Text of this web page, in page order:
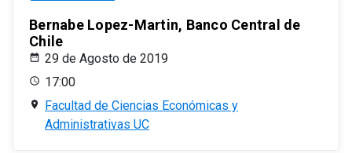
Bernabe Lopez-Martin, Banco Central de
Chile
29 de Agosto de 2019
17:00
Facultad de Ciencias Económicas y
Administrativas UC